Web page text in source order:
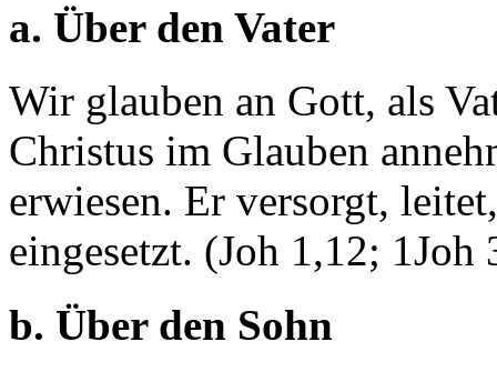
a. Über den Vater
Wir glauben an Gott, als
Christus im Glauben
erwiesen. Er versorgt,
eingesetzt. (Joh 1,12; 1Joh
b. Über den Sohn